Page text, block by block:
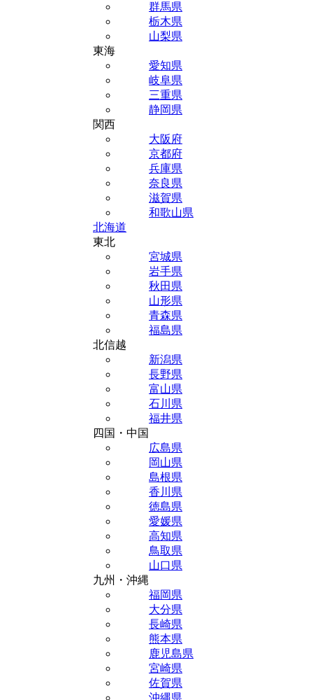
群馬県
栃木県
山梨県
東海
愛知県
岐阜県
三重県
静岡県
関西
大阪府
京都府
兵庫県
奈良県
滋賀県
和歌山県
北海道
東北
宮城県
岩手県
秋田県
山形県
青森県
福島県
北信越
新潟県
長野県
富山県
石川県
福井県
四国・中国
広島県
岡山県
島根県
香川県
徳島県
愛媛県
高知県
鳥取県
山口県
九州・沖縄
福岡県
大分県
長崎県
熊本県
鹿児島県
宮崎県
佐賀県
沖縄県